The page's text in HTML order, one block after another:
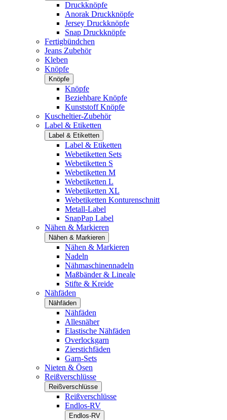
Druckknöpfe
Anorak Druckknöpfe
Jersey Druckknöpfe
Snap Druckknöpfe
Fertigbündchen
Jeans Zubehör
Kleben
Knöpfe
Knöpfe
Knöpfe
Beziehbare Knöpfe
Kunststoff Knöpfe
Kuscheltier-Zubehör
Label & Etiketten
Label & Etiketten
Label & Etiketten
Webetiketten Sets
Webetiketten S
Webetiketten M
Webetiketten L
Webetiketten XL
Webetiketten Konturenschnitt
Metall-Label
SnapPap Label
Nähen & Markieren
Nähen & Markieren
Nähen & Markieren
Nadeln
Nähmaschinennadeln
Maßbänder & Lineale
Stifte & Kreide
Nähfäden
Nähfäden
Nähfäden
Allesnäher
Elastische Nähfäden
Overlockgarn
Zierstichfäden
Garn-Sets
Nieten & Ösen
Reißverschlüsse
Reißverschlüsse
Reißverschlüsse
Endlos-RV
Endlos-RV